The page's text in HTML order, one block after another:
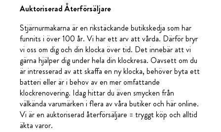
Auktoriserad Återförsäljare
Stjärnurmakarna är en rikstäckande butikskedja som har
funnits i över 100 år. Vi har ett arv att vårda. Därför bryr
vi oss om dig och din klocka över tid. Det innebär att vi
gärna hjälper dig under hela din klockresa. Oavsett om du
är intresserad av att skaffa en ny klocka, behöver byta ett
batteri eller är i behov av en mer omfattande
klockrenovering. Idag hittar du även smycken från
välkända varumärken i flera av våra butiker och här online.
Vi är en auktoriserad återförsäljare = tryggt köp och alltid
äkta varor.